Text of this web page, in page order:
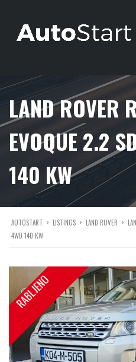
LAND ROVER
EVOQUE 2.2
140 KW
AUTOSTART > LISTINGS > LAND ROVER >
4WD 140 KW
RABLJENO